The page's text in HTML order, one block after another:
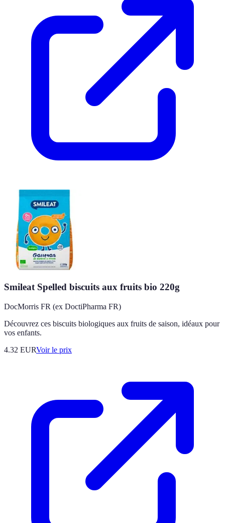
Smileat Spelled biscuits aux fruits bio 220g
DocMorris FR (ex DoctiPharma FR)
Découvrez ces biscuits biologiques aux fruits de saison, idéaux pour
vos enfants.
4.32 EURVoir le prix